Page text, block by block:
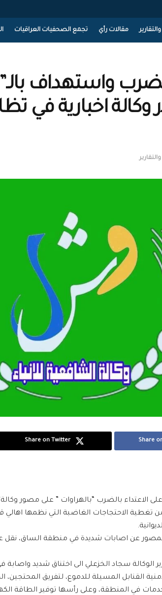
مقالات رأي تجمع الصحفيات العراقيات
واستهداف
وكالة اخبارية في
والتقارير
Share
Share on Twitter
الاعتداء بالضرب “بالهراوات ” على مصور
تغطية الاحتجاجات الغاضبة التي نظمها اهالي
عن اصابات شديدة في منطقة الساق، نقل
سجاد الخزعلي الى اختناق شديد واصابة في
القنابل المسيلة للدموع، لتفريق المحتجين،
في المنطقة، وعلى رأسها توفير الطاقة